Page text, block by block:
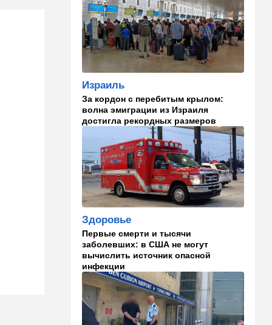
парализовала экспорт
иранской нефти
06:45 Здоровье
Всего 15 минут сна могут
изменить здоровье:
результаты нового
исследования
02:30 Израиль
Погода в Израиле на
неделю: жаркие деньки
00:01 Ближний Восток
Треугольник будет выпит:
"исламский НАТО" угрожает
расширением и
международной изоляцией
Израиля
23:58 Мнения
Каждое утро бреющийся
иудей рискует нарушить
заповедь…
23:36 В мире
Филиппины: израильтянин
Израиль
За кордон с перебитым крылом:
волна эмиграции из Израиля
достигла рекордных размеров
Здоровье
Первые смерти и тысячи
заболевших: в США не могут
вычислить источник опасной
инфекции